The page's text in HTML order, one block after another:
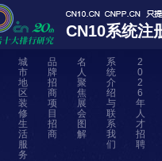
CN10系统注
城
市
地
区
装
修
生
活
服
务
品
牌
招
商
项
目
招
商
名
人
聚
焦
展
会
图
解
系
统
介
绍
与
联
系
我
们
2
0
2
6
年
人
才
招
聘